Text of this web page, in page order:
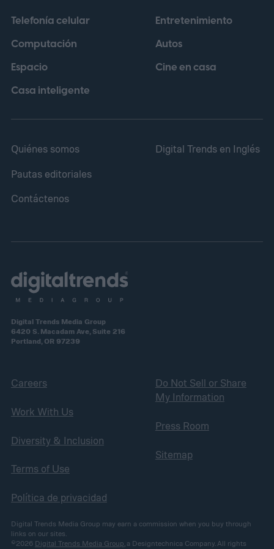
Telefonía celular
Computación
Espacio
Casa inteligente
Entretenimiento
Autos
Cine en casa
Quiénes somos
Pautas editoriales
Contáctenos
Digital Trends en Inglés
Digital Trends Media Group
6420 S. Macadam Ave, Suite 216
Portland, OR 97239
Careers
Work With Us
Diversity & Inclusion
Terms of Use
Política de privacidad
Do Not Sell or Share
My Information
Press Room
Sitemap
Digital Trends Media Group may earn a commission when you buy through
links on our sites.
©2026 Digital Trends Media Group, a Designtechnica Company. All rights